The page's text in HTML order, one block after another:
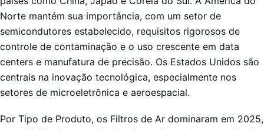
Norte mantém sua importância, com um setor de
semicondutores estabelecido, requisitos rigorosos de
controle de contaminação e o uso crescente em data
centers e manufatura de precisão. Os Estados Unidos são
centrais na inovação tecnológica, especialmente nos
setores de microeletrônica e aeroespacial.
Por Tipo de Produto, os Filtros de Ar dominaram em 2025,